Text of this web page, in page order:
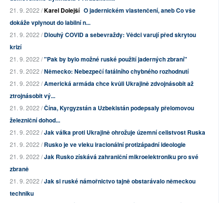
21. 9. 2022 /Karel Dolejší O jadernickém vlastenčení, aneb Co vše
dokáže vplynout do labilní n...
21. 9. 2022 /Dlouhý COVID a sebevraždy: Vědci varují před skrytou
krizí
21. 9. 2022 /"Pak by bylo možné ruské použití jaderných zbraní"
21. 9. 2022 /Německo: Nebezpečí fatálního chybného rozhodnutí
21. 9. 2022 /Americká armáda chce kvůli Ukrajině zdvojnásobit až
ztrojnásobit vý...
21. 9. 2022 /Čína, Kyrgyzstán a Uzbekistán podepsaly přelomovou
železniční dohod...
21. 9. 2022 /Jak válka proti Ukrajině ohrožuje územní celistvost Ruska
21. 9. 2022 /Rusko je ve vleku iracionální protizápadní ideologie
21. 9. 2022 /Jak Rusko získává zahraniční mikroelektroniku pro své
zbraně
21. 9. 2022 /Jak si ruské námořnictvo tajně obstarávalo německou
techniku